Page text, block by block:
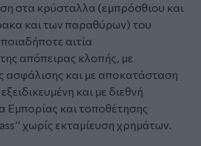
στα κρύσταλλα (εμπρόσθιoυ και
και τωv παραθύρωv) του
αιτία
απόπειρας κλoπής, με
ασφάλισης και με αποκατάσταση
και με διεθνή
Εμπορίας και τοποθέτησης
χωρίς εκταμίευση χρημάτων.